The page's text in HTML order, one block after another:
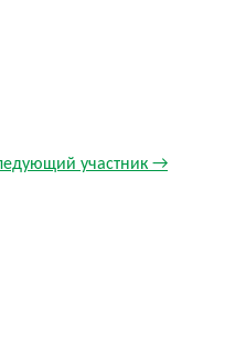
участник →